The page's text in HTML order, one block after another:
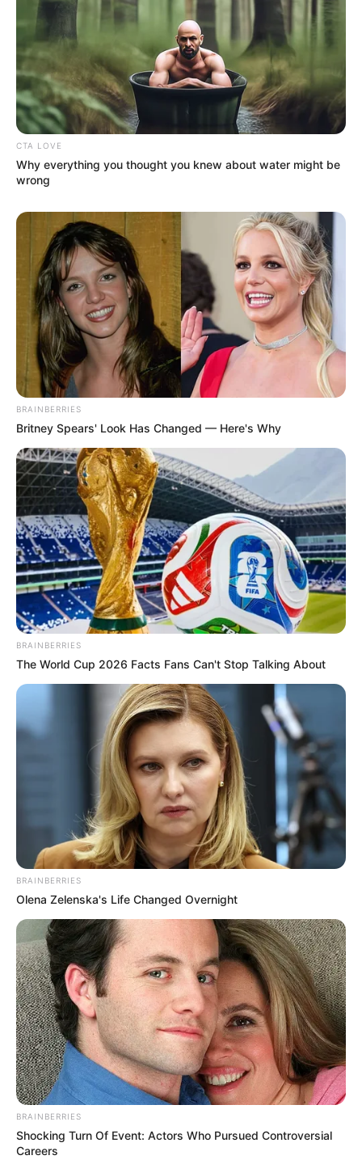
Tamás megbízatása megszűnik, az új köztársasági
elnök megválasztásáig ideiglenesen ő
gyakorolhatja az államfői jogköröket. Úgy tűnik, a
Parlamentben véget érhet az a kényelmes korszak,
amikor sokan csak a tiszteletdíjat vették komolyan,
a jelenlétet már kevésbé.
CTA LOVE
Why everything you thought you knew about water might be
wrong
BRAINBERRIES
Britney Spears' Look Has Changed — Here's Why
BRAINBERRIES
The World Cup 2026 Facts Fans Can't Stop Talking About
BRAINBERRIES
Olena Zelenska's Life Changed Overnight
BRAINBERRIES
Shocking Turn Of Event: Actors Who Pursued Controversial
Careers